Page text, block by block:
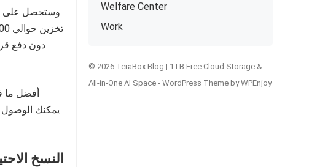
حمل TeraBox وستحصل على
أفضل ما
يمكنك الوصول
النسخ
Welfare Center
Work
© 2026 TeraBox Blog | 1TB Free Cloud Storage &
All-in-One AI Space - WordPress Theme byWPEnjoy